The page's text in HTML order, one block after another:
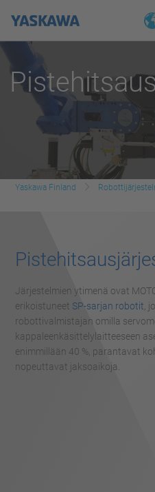
Yaskawa Finland
Järjestelmien ytimenä ovat
erikoistuneet SP-sarjan robotit ,
robottivalmistajan omilla
kappaleenkäsittelylaitteeseen
enimmillään 40 %, parantavat
nopeuttavat jaksoaikoja.